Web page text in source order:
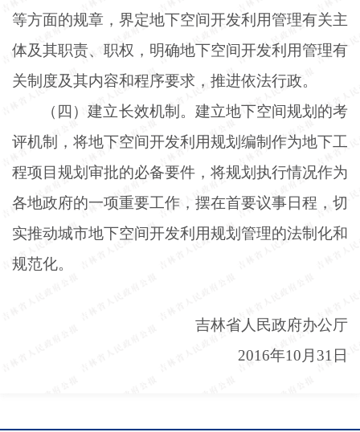
等方面的规章，界定地下空间开发利用管理有关主
体及其职责、职权，明确地下空间开发利用管理有
关制度及其内容和程序要求，推进依法行政。
（四）建立长效机制。建立地下空间规划的考
评机制，将地下空间开发利用规划编制作为地下工
程项目规划审批的必备要件，将规划执行情况作为
各地政府的一项重要工作，摆在首要议事日程，切
实推动城市地下空间开发利用规划管理的法制化和
规范化。
吉林省人民政府办公厅
2016年10月31日